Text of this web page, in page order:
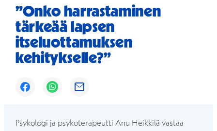
”Onko harrastaminen
tärkeää lapsen
itseluottamuksen
kehitykselle?”
Avautuu uuteen ikkunaan
Avautuu uuteen ikkunaan
Avautuu uuteen ikkunaan
Psykologi ja psykoterapeutti Anu Heikkilä vastaa